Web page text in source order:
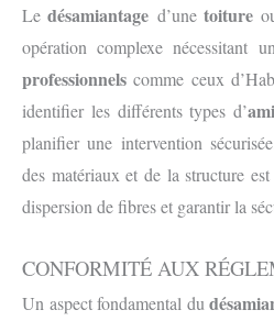
Ledésamiantage d’unetoiture
opération complexe nécessitant
professionnels comme ceux
identifier les différents types d’
planifier une intervention
des matériaux et de la structure
dispersion de fibres et garantir la
CONFORMITÉ AUX
Un aspect fondamental du